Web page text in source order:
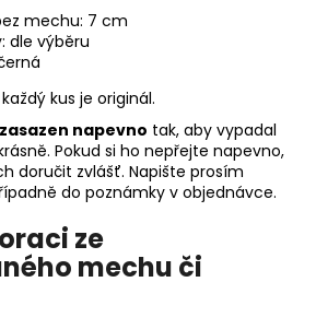
mechu: 7 cm
dle výběru
kus je originál.
napevno tak, aby vypadal
Pokud si ho nepřejte napevno,
doručit zvlášť. Napište prosím
do poznámky v objednávce.
ze
mechu či